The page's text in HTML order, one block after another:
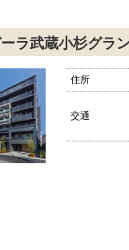
ラ武蔵小杉グラ
住所
交通